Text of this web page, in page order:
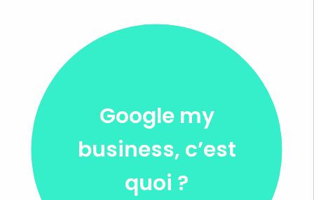
Google my
business, c’est
quoi ?